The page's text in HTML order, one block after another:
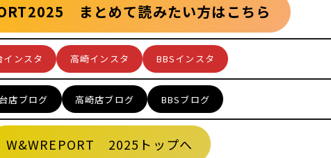
まとめて読みたい方はこちら
インスタ 高崎インスタ BBSインスタ
店ブログ 高崎店ブログ BBSブログ
W&WREPORT 2025トップへ